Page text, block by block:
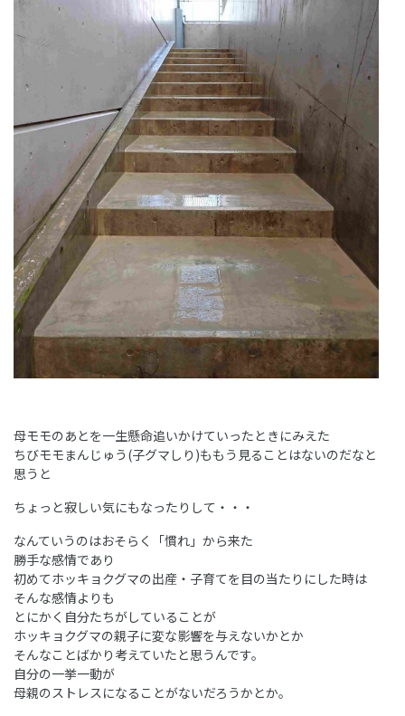
母モモのあとを一生懸命追いかけていったときにみえた
ちびモモまんじゅう(子グマしり)ももう見ることはないのだなと
思うと
ちょっと寂しい気にもなったりして・・・
なんていうのはおそらく「慣れ」から来た
勝手な感情であり
初めてホッキョクグマの出産・子育てを目の当たりにした時は
そんな感情よりも
とにかく自分たちがしていることが
ホッキョクグマの親子に変な影響を与えないかとか
そんなことばかり考えていたと思うんです。
自分の一挙一動が
母親のストレスになることがないだろうかとか。